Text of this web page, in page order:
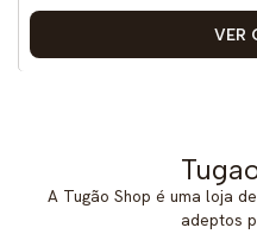
VER
A Tugão Shop é uma loja
adeptos